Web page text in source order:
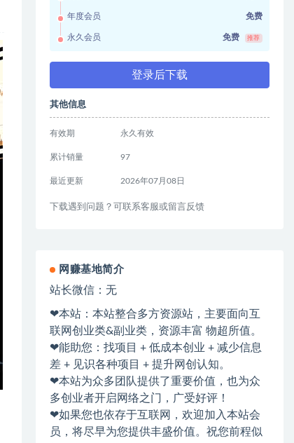
年度会员 免费
永久会员 免费 推荐
登录后下载
其他信息
有效期 永久有效
累计销量 97
最近更新 2026年07月08日
下载遇到问题？可联系客服或留言反馈
网赚基地简介
站长微信：无
❤本站：本站整合多方资源站，主要面向互
联网创业类&副业类，资源丰富 物超所值。
❤能助您：找项目 + 低成本创业 + 减少信息
差 + 见识各种项目 + 提升网创认知。
❤本站为众多团队提供了重要价值，也为众
多创业者开启网络之门，广受好评！
❤如果您也依存于互联网，欢迎加入本站会
员，将尽早为您提供丰盛价值。祝您前程似